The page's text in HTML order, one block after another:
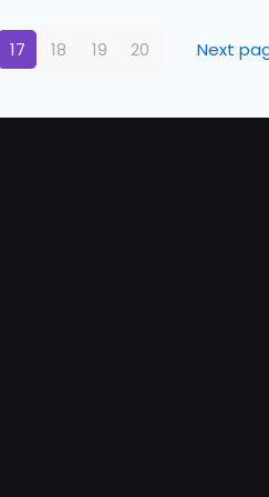
17 18 19 20 Next